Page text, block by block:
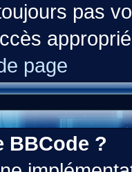
pas
page
BBCode ?